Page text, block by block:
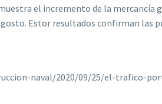
el incremento de la mercancía
Estor resultados confirman las
naval/2020/09/25/el-trafico-